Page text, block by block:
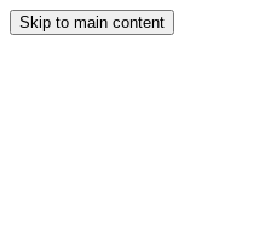
Skip to main content